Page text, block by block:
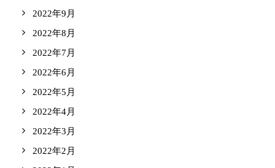
2022年9月
2022年8月
2022年7月
2022年6月
2022年5月
2022年4月
2022年3月
2022年2月